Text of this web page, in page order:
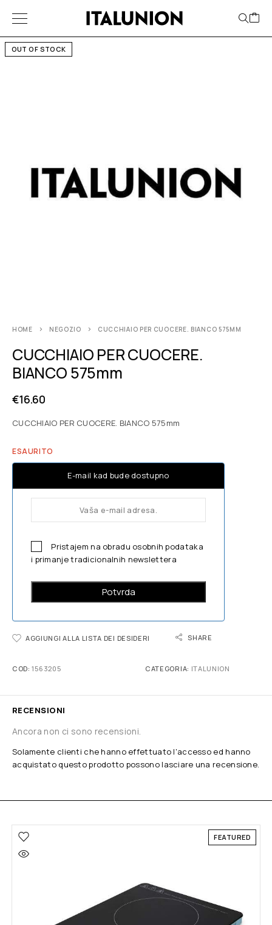
OUT OF STOCK
HOME NEGOZIO CUCCHIAIO PER CUOCERE. BIANCO 575MM
CUCCHIAIO PER CUOCERE.
BIANCO 575mm
€16.60
CUCCHIAIO PER CUOCERE. BIANCO 575mm
ESAURITO
E-mail kad bude dostupno
Pristajem na obradu osobnih podataka
i primanje tradicionalnih newslettera
AGGIUNGI ALLA LISTA DEI DESIDERI SHARE
COD:1563205 CATEGORIA: ITALUNION
RECENSIONI
Ancora non ci sono recensioni.
Solamente clienti che hanno effettuato l'accesso ed hanno
acquistato questo prodotto possono lasciare una recensione.
FEATURED